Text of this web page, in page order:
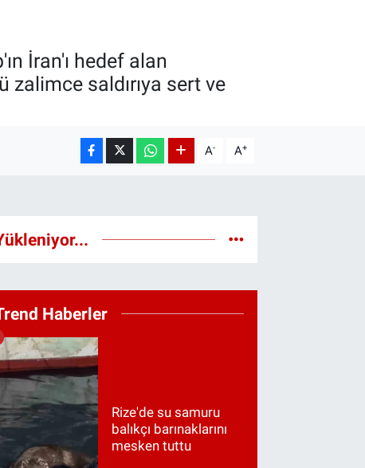
İran'ı hedef alan
saldırıya sert ve
A- A+
Haberler
Rize'de su samuru
balıkçı barınaklarını
mesken tuttu